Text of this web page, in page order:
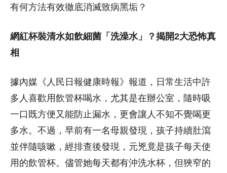
有何方法有效徹底消滅致病黑垢？
網紅杯裝清水如飲細菌「洗澡水」？揭開2大恐怖真
相
據內媒《人民日報健康時報》報道，日常生活中許
多人喜歡用飲管杯喝水，尤其是在辦公室，隨時吸
一口既方便又能防止漏水，更會讓人不知不覺喝更
多水。不過，早前有一名母親發現，孩子持續肚瀉
並伴隨咳嗽，經排查後發現，元兇竟是孩子每天使
用的飲管杯。儘管她每天都有沖洗水杯，但狹窄的